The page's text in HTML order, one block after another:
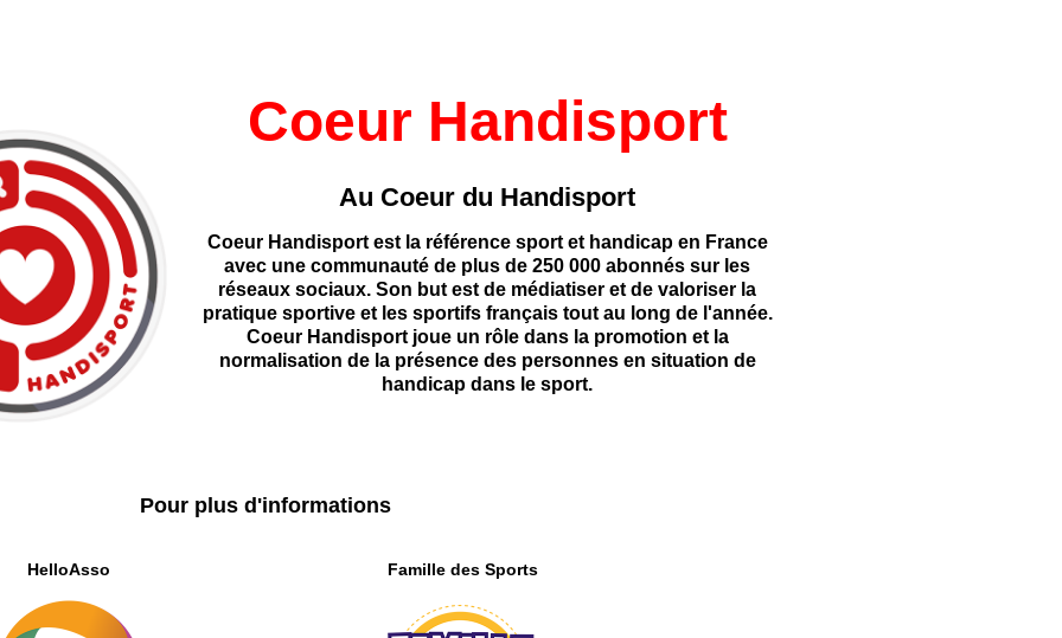
Coeur Handisport
Au Coeur du Handisport
Coeur Handisport est la référence sport et handicap en France
avec une communauté de plus de 250 000 abonnés sur les
réseaux sociaux. Son but est de médiatiser et de valoriser la
pratique sportive et les sportifs français tout au long de l'année.
Coeur Handisport joue un rôle dans la promotion et la
normalisation de la présence des personnes en situation de
handicap dans le sport.
Pour plus d'informations
HelloAsso Famille des Sports